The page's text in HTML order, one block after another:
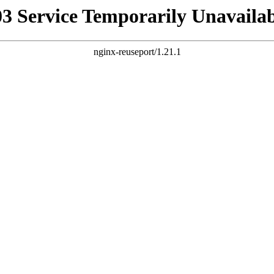
Service Temporarily
nginx-reuseport/1.21.1